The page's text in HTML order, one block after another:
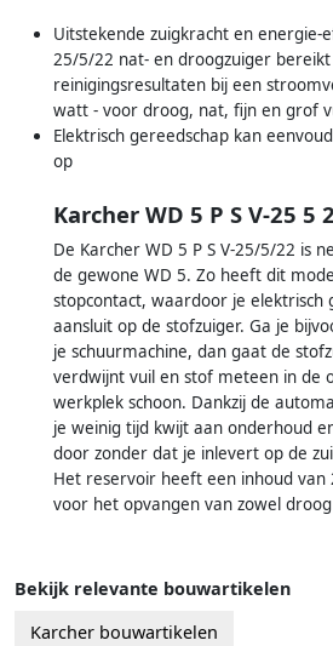
Uitstekende zuigkracht en energie-
25/5/22 nat- en droogzuiger
reinigingsresultaten bij een
watt - voor droog, nat, fijn en grof
Elektrisch gereedschap kan
op
Karcher WD 5 P S V-25 5
De Karcher WD 5 P S V-25/5/22 is
de gewone WD 5. Zo heeft dit
stopcontact, waardoor je elektrisch
aansluit op de stofzuiger. Ga je
je schuurmachine, dan gaat de
verdwijnt vuil en stof meteen in de
werkplek schoon. Dankzij de
je weinig tijd kwijt aan onderhoud
door zonder dat je inlevert op de
Het reservoir heeft een inhoud van
voor het opvangen van zowel
Bekijk relevante bouwartikelen
Karcher bouwartikelen